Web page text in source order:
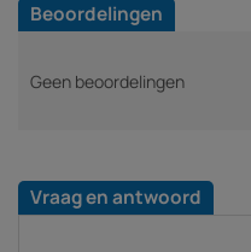
Beoordelingen
Geen beoordelingen
Vraag en antwoord